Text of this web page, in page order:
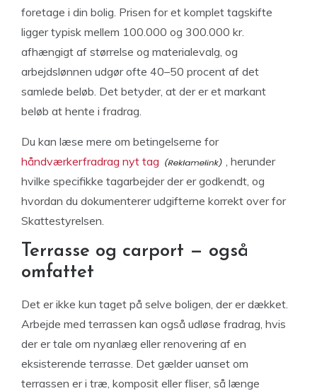
foretage i din bolig. Prisen for et komplet tagskifte
ligger typisk mellem 100.000 og 300.000 kr.
afhængigt af størrelse og materialevalg, og
arbejdslønnen udgør ofte 40–50 procent af det
samlede beløb. Det betyder, at der er et markant
beløb at hente i fradrag.
Du kan læse mere om betingelserne for
håndværkerfradrag nyt tag
, herunder
hvilke specifikke tagarbejder der er godkendt, og
hvordan du dokumenterer udgifterne korrekt over for
Skattestyrelsen.
Terrasse og carport — også
omfattet
Det er ikke kun taget på selve boligen, der er dækket.
Arbejde med terrassen kan også udløse fradrag, hvis
der er tale om nyanlæg eller renovering af en
eksisterende terrasse. Det gælder uanset om
terrassen er i træ, komposit eller fliser, så længe